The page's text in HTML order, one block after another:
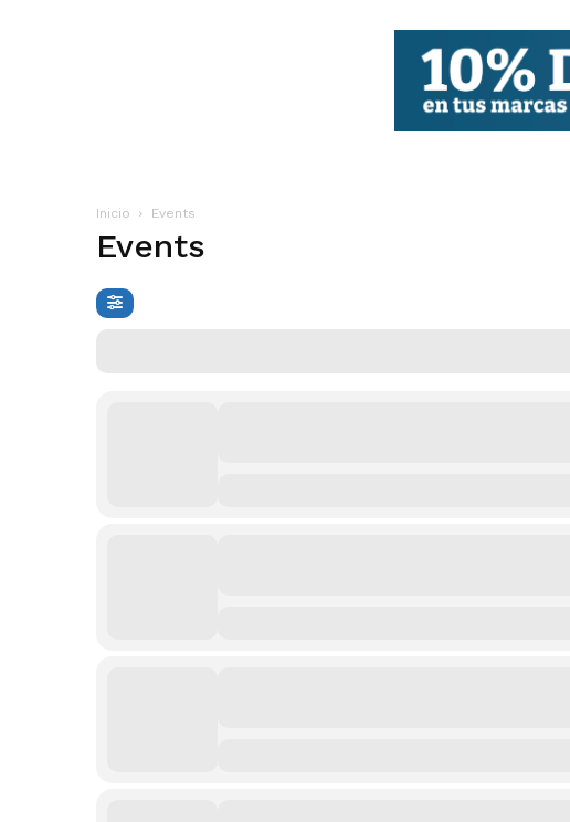
Inicio Events
Events